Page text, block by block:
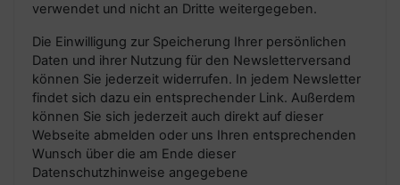
verwendet und nicht an Dritte weitergegeben.
Die Einwilligung zur Speicherung Ihrer persönlichen
Daten und ihrer Nutzung für den Newsletterversand
können Sie jederzeit widerrufen. In jedem Newsletter
findet sich dazu ein entsprechender Link. Außerdem
können Sie sich jederzeit auch direkt auf dieser
Webseite abmelden oder uns Ihren entsprechenden
Wunsch über die am Ende dieser
Datenschutzhinweise angegebene